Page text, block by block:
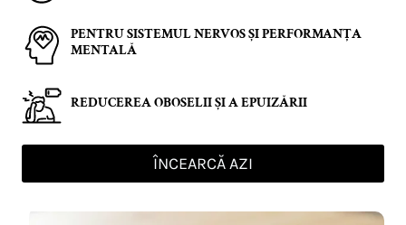
PENTRU SISTEMUL NERVOS ȘI PERFORMANȚA
MENTALĂ
REDUCEREA OBOSELII ȘI A EPUIZĂRII
ÎNCEARCĂ AZI